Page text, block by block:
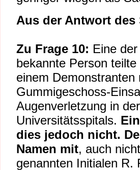
Aus der Antwort des
Zu Frage 10: Eine
bekannte Person
einem
Gummigeschoss-
Augenverletzung in
Universitätsspitals.
dies jedoch nicht.
Namen mit, auch
genannten Initialen R.